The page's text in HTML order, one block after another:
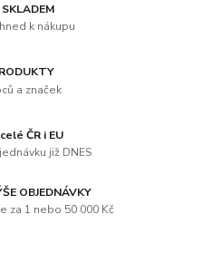
k nákupu
a značek
ČR i EU
již DNES
OBJEDNÁVKY
za 1 nebo 50 000 Kč